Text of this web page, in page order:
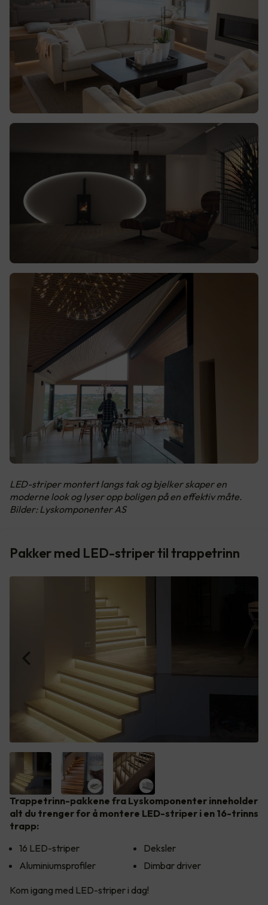
LED-striper montert langs tak og bjelker skaper en
moderne look og lyser opp boligen på en effektiv måte.
Bilder: Lyskomponenter AS
Pakker med LED-striper til trappetrinn
Trappetrinn-pakkene fra Lyskomponenter inneholder
alt du trenger for å montere LED-striper i en 16-trinns
trapp:
16 LED-striper
Aluminiumsprofiler
Deksler
Dimbar driver
Kom igang med LED-striper i dag!